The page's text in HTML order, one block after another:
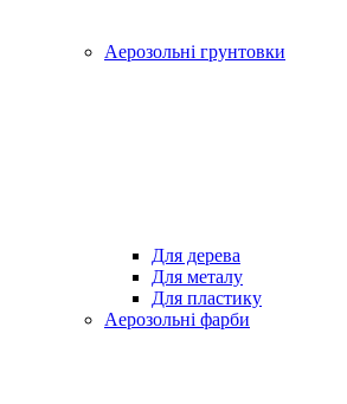
Аерозольні грунтовки
Для дерева
Для металу
Для пластику
Аерозольні фарби